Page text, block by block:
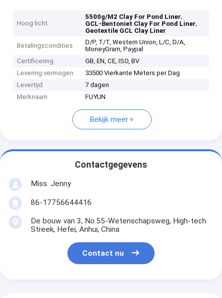
Hoog licht
5500g/M2 Clay For Pond Liner,
GCL-Bentoniet Clay For Pond Liner,
Geotextile GCL Clay Liner
Betalingscondities
D/P, T/T, Western Union, L/C, D/A,
MoneyGram, Paypal
Certificering
GB, EN, CE, ISO, BV
Levering vermogen
33500 Vierkante Meters per Dag
Levertijd
7 dagen
Merknaam
FUYUN
Bekijk meer
Contactgegevens
Miss. Jenny
86-17756644416
De bouw van 3, No.55-Wetenschapsweg, High-tech
Streek, Hefei, Anhui, China
Contact nu